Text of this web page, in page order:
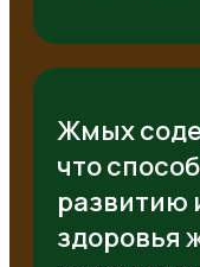
Жмых
что
развитию
здоровья